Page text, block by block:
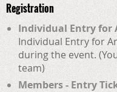
Registration
Individual Entry for
Individual Entry for
during the event.
team)
Members - Entry